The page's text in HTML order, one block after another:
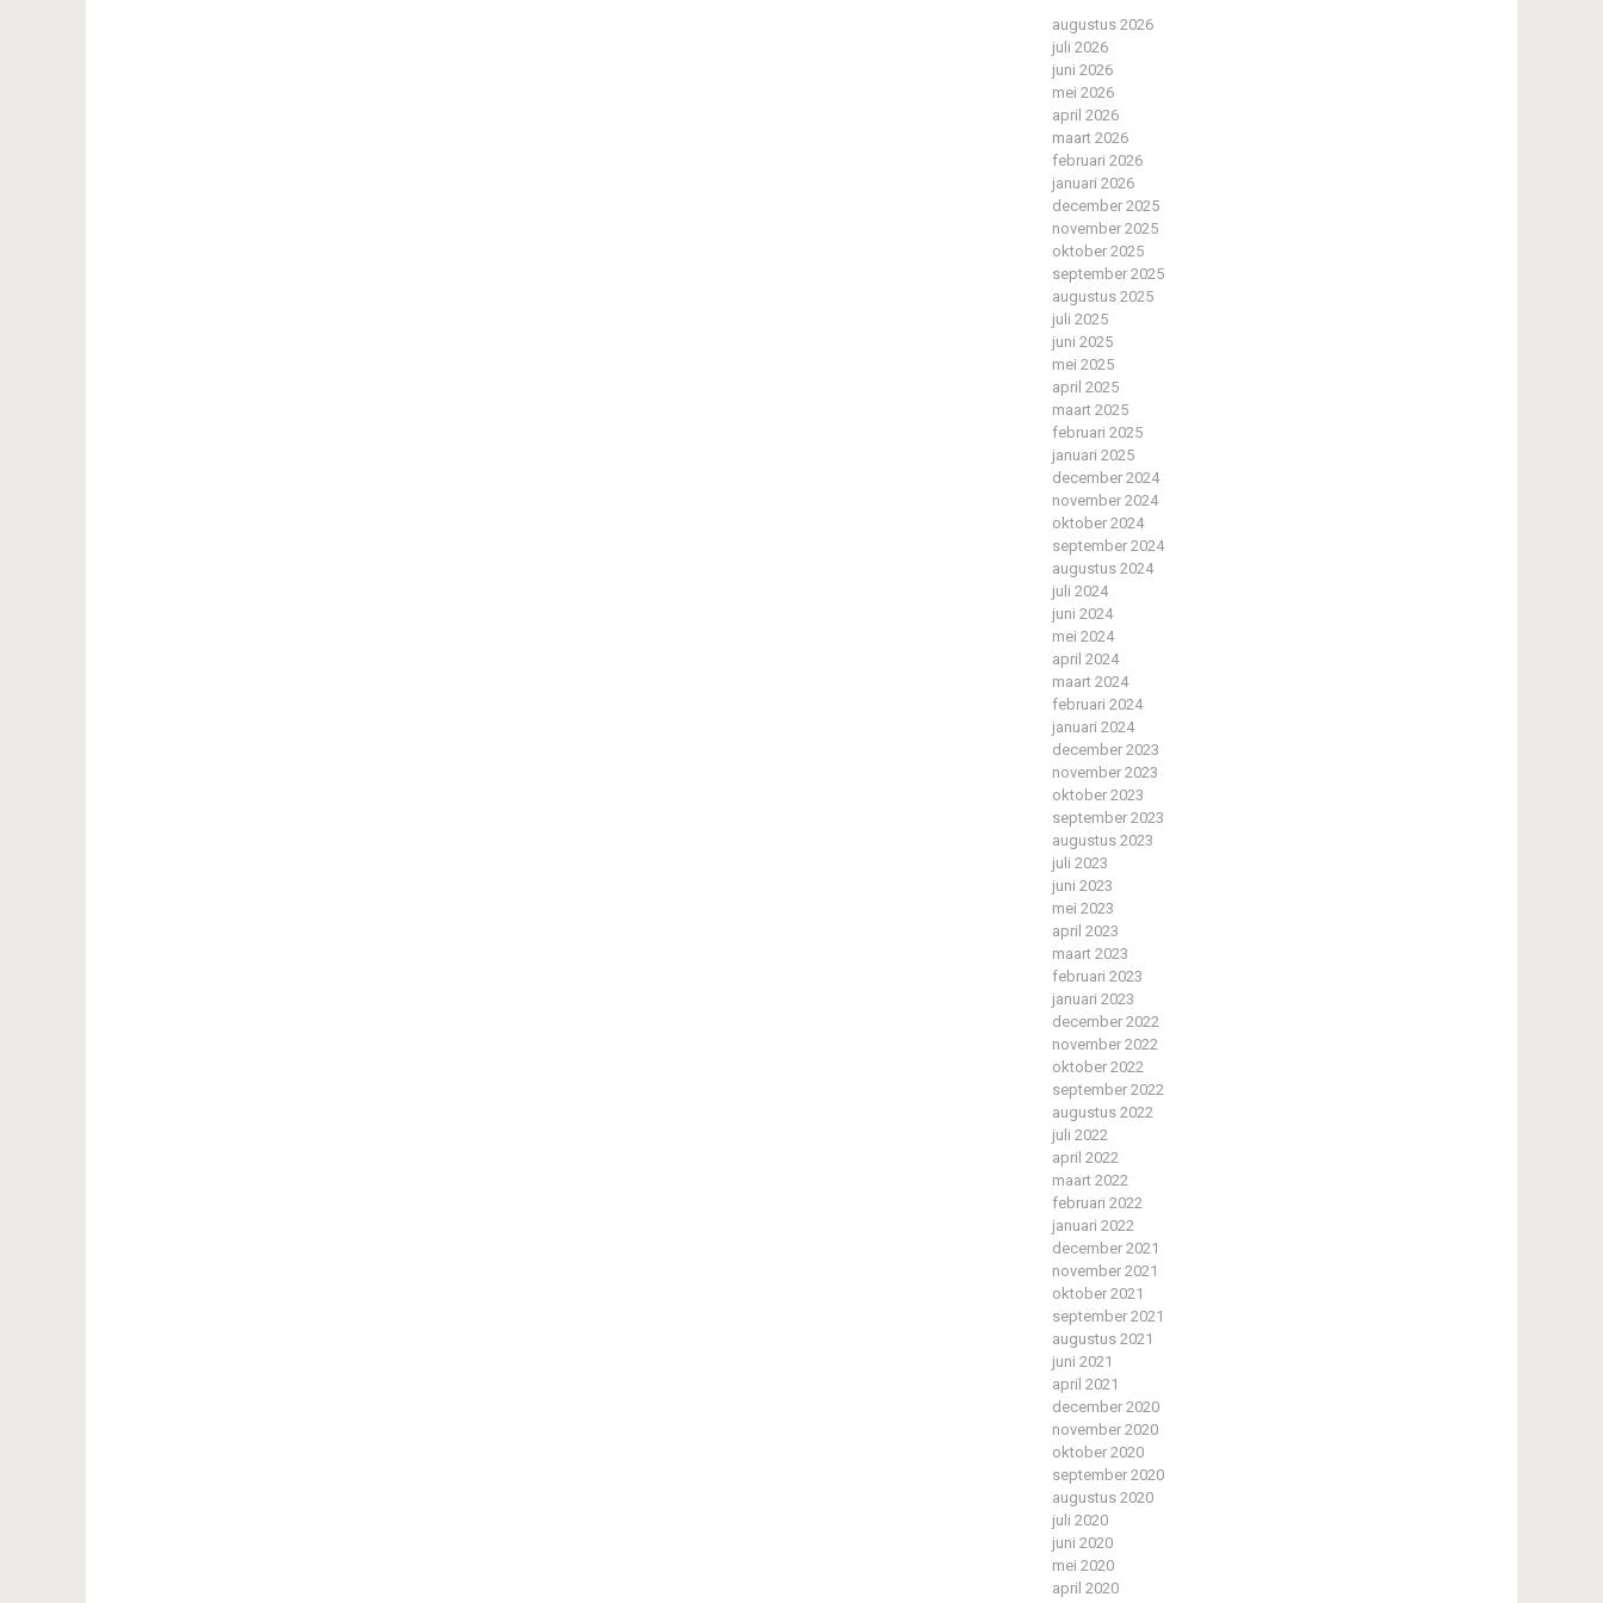
augustus 2026
juli 2026
juni 2026
mei 2026
april 2026
maart 2026
februari 2026
januari 2026
december 2025
november 2025
oktober 2025
september 2025
augustus 2025
juli 2025
juni 2025
mei 2025
april 2025
maart 2025
februari 2025
januari 2025
december 2024
november 2024
oktober 2024
september 2024
augustus 2024
juli 2024
juni 2024
mei 2024
april 2024
maart 2024
februari 2024
januari 2024
december 2023
november 2023
oktober 2023
september 2023
augustus 2023
juli 2023
juni 2023
mei 2023
april 2023
maart 2023
februari 2023
januari 2023
december 2022
november 2022
oktober 2022
september 2022
augustus 2022
juli 2022
april 2022
maart 2022
februari 2022
januari 2022
december 2021
november 2021
oktober 2021
september 2021
augustus 2021
juni 2021
april 2021
december 2020
november 2020
oktober 2020
september 2020
augustus 2020
juli 2020
juni 2020
mei 2020
april 2020